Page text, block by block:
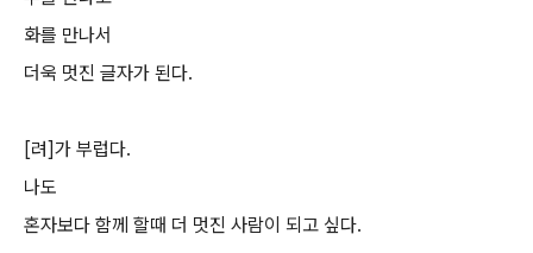
화를 만나서
더욱 멋진 글자가 된다.
[려]가 부럽다.
나도
혼자보다 함께 할때 더 멋진 사람이 되고 싶다.